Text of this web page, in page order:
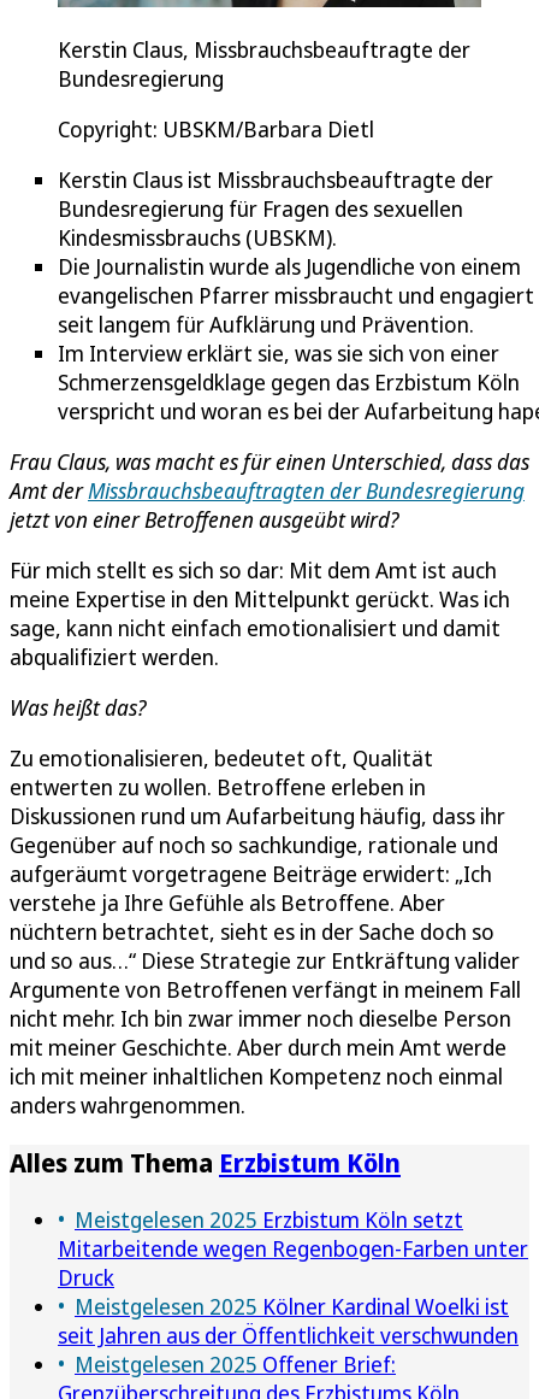
Kerstin Claus, Missbrauchsbeauftragte der
Bundesregierung
Copyright: UBSKM/Barbara Dietl
Kerstin Claus ist Missbrauchsbeauftragte der
Bundesregierung für Fragen des sexuellen
Kindesmissbrauchs (UBSKM).
Die Journalistin wurde als Jugendliche von einem
evangelischen Pfarrer missbraucht und engagiert
seit langem für Aufklärung und Prävention.
Im Interview erklärt sie, was sie sich von einer
Schmerzensgeldklage gegen das Erzbistum Köln
verspricht und woran es bei der Aufarbeitung
Frau Claus, was macht es für einen Unterschied, dass das
Amt derMissbrauchsbeauftragten der Bundesregierung
jetzt von einer Betroffenen ausgeübt wird?
Für mich stellt es sich so dar: Mit dem Amt ist auch
meine Expertise in den Mittelpunkt gerückt. Was ich
sage, kann nicht einfach emotionalisiert und damit
abqualifiziert werden.
Was heißt das?
Zu emotionalisieren, bedeutet oft, Qualität
entwerten zu wollen. Betroffene erleben in
Diskussionen rund um Aufarbeitung häufig, dass ihr
Gegenüber auf noch so sachkundige, rationale und
aufgeräumt vorgetragene Beiträge erwidert: „Ich
verstehe ja Ihre Gefühle als Betroffene. Aber
nüchtern betrachtet, sieht es in der Sache doch so
und so aus…“ Diese Strategie zur Entkräftung valider
Argumente von Betroffenen verfängt in meinem Fall
nicht mehr. Ich bin zwar immer noch dieselbe Person
mit meiner Geschichte. Aber durch mein Amt werde
ich mit meiner inhaltlichen Kompetenz noch einmal
anders wahrgenommen.
Alles zum Thema Erzbistum Köln
Meistgelesen 2025 Erzbistum Köln setzt
Mitarbeitende wegen Regenbogen-Farben unter
Druck
Meistgelesen 2025 Kölner Kardinal Woelki ist
seit Jahren aus der Öffentlichkeit verschwunden
Meistgelesen 2025 Offener Brief:
Grenzüberschreitung des Erzbistums Köln